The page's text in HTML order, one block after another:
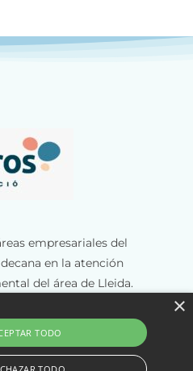
empresariales del
en la atención
del área de Lleida.
×
TODO
TODO